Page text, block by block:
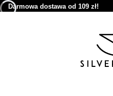
Darmowa dostawa od 109 zł!